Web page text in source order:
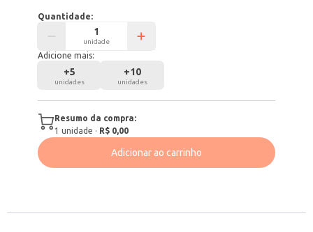
Quantidade:
unidade
Adicione mais:
+5
unidades
+10
unidades
Resumo da compra:
1 unidade · R$ 0,00
Adicionar ao carrinho